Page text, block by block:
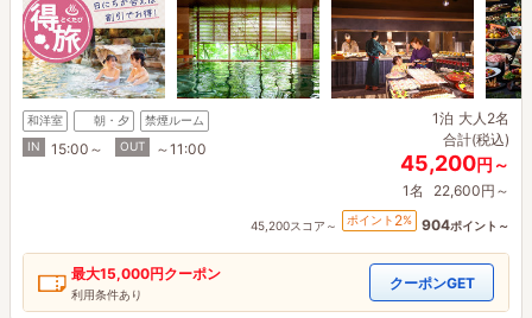
和洋室 朝・夕
禁煙ルーム
IN
15:00～ OUT ～11:00
1泊 大人2名
合計(税込)
45,200円～
1名 22,600円～
45,200スコア～ ポイント 2% 904ポイント～
最大15,000円クーポン
利用条件あり
クーポンGET